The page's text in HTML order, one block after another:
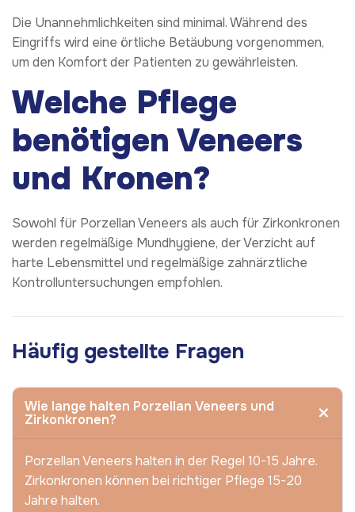
Die Unannehmlichkeiten sind minimal. Während des
Eingriffs wird eine örtliche Betäubung vorgenommen,
um den Komfort der Patienten zu gewährleisten.
Welche Pflege
benötigen Veneers
und Kronen?
Sowohl für Porzellan Veneers als auch für Zirkonkronen
werden regelmäßige Mundhygiene, der Verzicht auf
harte Lebensmittel und regelmäßige zahnärztliche
Kontrolluntersuchungen empfohlen.
Häufig gestellte Fragen
Wie lange halten Porzellan Veneers und
Zirkonkronen?
Porzellan Veneers halten in der Regel 10-15 Jahre.
Zirkonkronen können bei richtiger Pflege 15-20
Jahre halten.